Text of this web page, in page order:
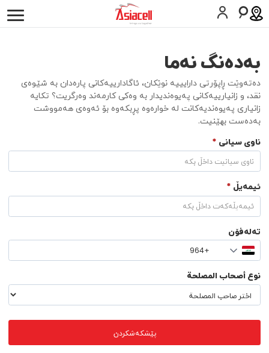
سیمکارت داوا بکە
العربيةEnglish
بەدەنگ نەما
دەتەوێت ڕاپۆرتی دارایییە نوێکان، ئاگادارییەکانی پارەدان بە شێوەی
نقد، و زانیارییەکانی پەیوەندیدار بە وەکی کارمەند وەرگریت؟ تکایە
زانیاری پەیوەندیەکانت لە خوارەوە پڕبکەوە بۆ ئەوەی هەمووشت
بەدەست بهێنیت.
ناوی سیانی *
ئیمەیڵ *
تەلەفۆن
نوع أصحاب المصلحة
پێشکەشکردن